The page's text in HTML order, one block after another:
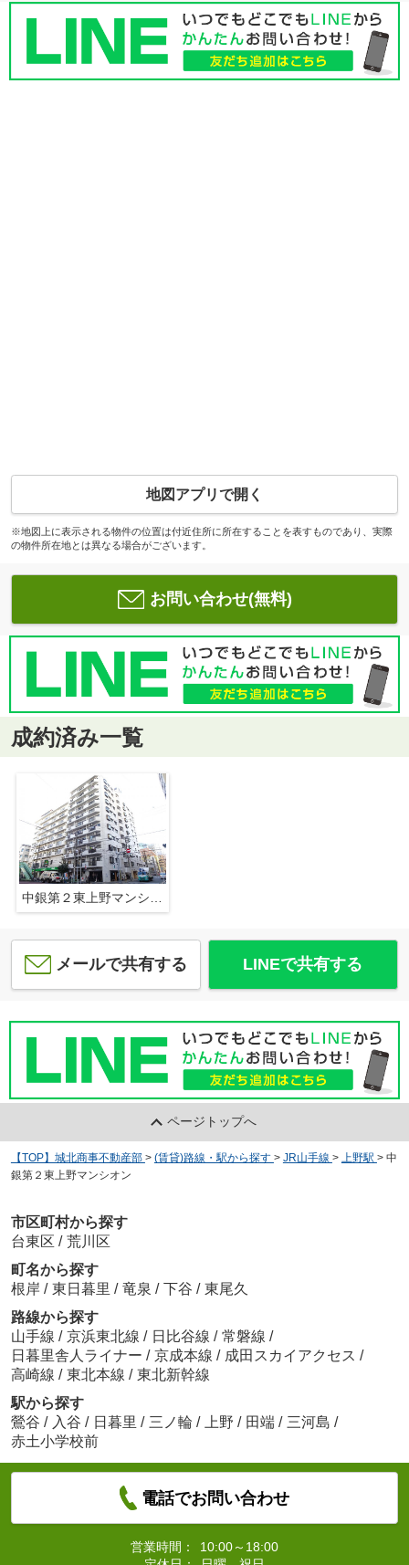
地図アプリで開く
※地図上に表示される物件の位置は付近住所に所在することを表すものであり、実際
の物件所在地とは異なる場合がございます。
お問い合わせ(無料)
成約済み一覧
メールで共有する LINEで共有する
ページトップへ
【TOP】城北商事不動産部 > (賃貸)路線・駅から探す > JR山手線 > 上野駅 > 中
銀第２東上野マンシオン
市区町村から探す
台東区 / 荒川区
町名から探す
根岸 / 東日暮里 / 竜泉 / 下谷 / 東尾久
路線から探す
山手線 / 京浜東北線 / 日比谷線 / 常磐線 /
日暮里舎人ライナー / 京成本線 / 成田スカイアクセス /
高崎線 / 東北本線 / 東北新幹線
駅から探す
鶯谷 / 入谷 / 日暮里 / 三ノ輪 / 上野 / 田端 / 三河島 /
赤土小学校前
電話でお問い合わせ
営業時間：
10:00～18:00